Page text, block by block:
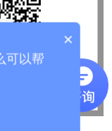
×
可以帮